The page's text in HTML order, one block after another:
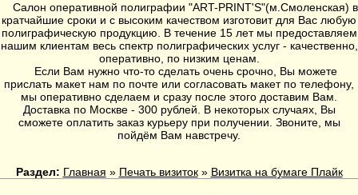
Салон оперативной полиграфии "ART-PRINT'S"(м.Смоленская) в
кратчайшие сроки и с высоким качеством изготовит для Вас любую
полиграфическую продукцию. В течение 15 лет мы предоставляем
нашим клиентам весь спектр полиграфических услуг - качественно,
оперативно, по низким ценам.
Если Вам нужно что-то сделать очень срочно, Вы можете
прислать макет нам по почте или согласовать макет по телефону,
мы оперативно сделаем и сразу после этого доставим Вам.
Доставка по Москве - 300 рублей. В некоторых случаях, Вы
сможете оплатить заказ курьеру при получении. Звоните, мы
пойдём Вам навстречу.
Раздел: Главная » Печать визиток » Визитка на бумаге Плайк